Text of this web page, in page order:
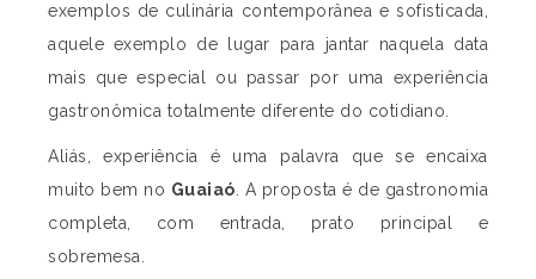
exemplos de culinária contemporânea e sofisticada,
aquele exemplo de lugar para jantar naquela data
mais que especial ou passar por uma experiência
gastronômica totalmente diferente do cotidiano.
Aliás, experiência é uma palavra que se encaixa
muito bem no Guaiaó . A proposta é de gastronomia
completa, com entrada, prato principal e
sobremesa.